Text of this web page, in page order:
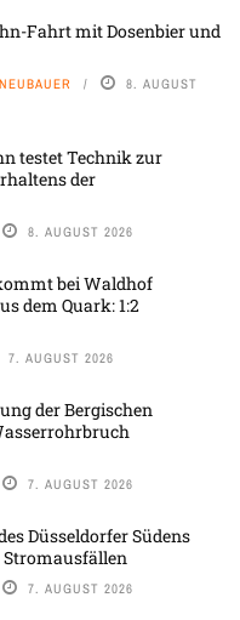
Fahrt mit Dosenbier und
8. AUGUST
testet Technik zur
der
8. AUGUST 2026
bei Waldhof
dem Quark: 1:2
7. AUGUST 2026
der Bergischen
7. AUGUST 2026
Düsseldorfer Südens
7. AUGUST 2026